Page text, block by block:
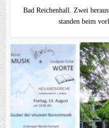
Bad Reichenhall. Zwei
standen beim